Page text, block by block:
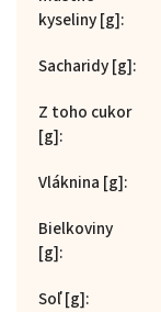
kyseliny [g]:
Sacharidy [g]:
Z toho cukor
[g]:
Vláknina [g]:
Bielkoviny
[g]:
Soľ [g]: